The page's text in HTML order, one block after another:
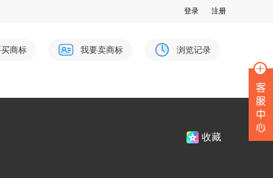
登录 注册
商标 我要卖商标 浏览记录
收藏